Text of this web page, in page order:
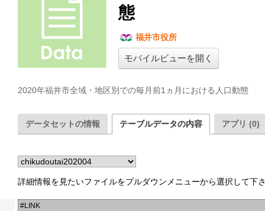
態
福井市役所
モバイルビューを開く
2020年福井市全域・地区別での毎月前1ヵ月における人口動態
データセットの情報 テーブルデータの内容 アプリ (0)
詳細情報を見たいファイルをプルダウンメニューから選択して下
#LINK